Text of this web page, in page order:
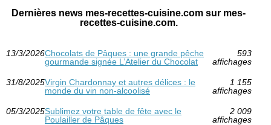
Dernières news mes-recettes-cuisine.com sur mes-
recettes-cuisine.com.
13/3/2026Chocolats de Pâques : une grande pêche
gourmande signée L’Atelier du Chocolat
593
affichages
31/8/2025Virgin Chardonnay et autres délices : le
monde du vin non-alcoolisé
1 155
affichages
05/3/2025Sublimez votre table de fête avec le
Poulailler de Pâques
2 009
affichages